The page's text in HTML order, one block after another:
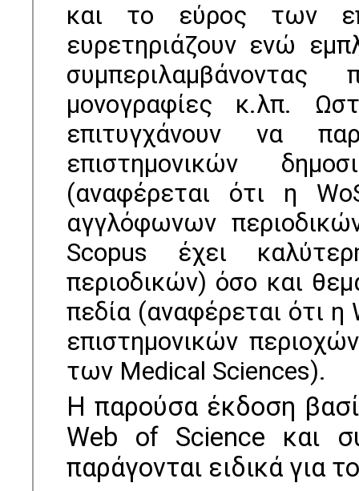
και το εύρος των
ευρετηριάζουν ενώ
συμπεριλαμβάνοντας
μονογραφίες κ.λπ.
επιτυγχάνουν να
επιστημονικών
(αναφέρεται ότι η
αγγλόφωνων
Scopus έχει
περιοδικών) όσο και
πεδία (αναφέρεται ότι
επιστημονικών
των Medical Sciences).
Η παρούσα έκδοση
Web of Science και
παράγονται ειδικά για